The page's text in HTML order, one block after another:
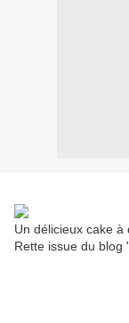
Un délicieux cake
Rette issue du blog